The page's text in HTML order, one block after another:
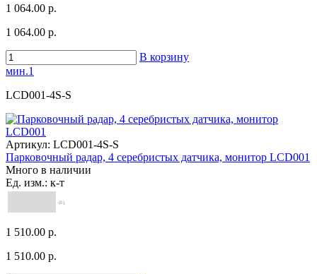
1 064.00 р.
1 064.00 р.
В корзину
мин.1
LCD001-4S-S
Артикул: LCD001-4S-S
Парковочный радар, 4 серебристых датчика, монитор LCD001
Много в наличии
Ед. изм.: к-т
(0)
1 510.00 р.
1 510.00 р.